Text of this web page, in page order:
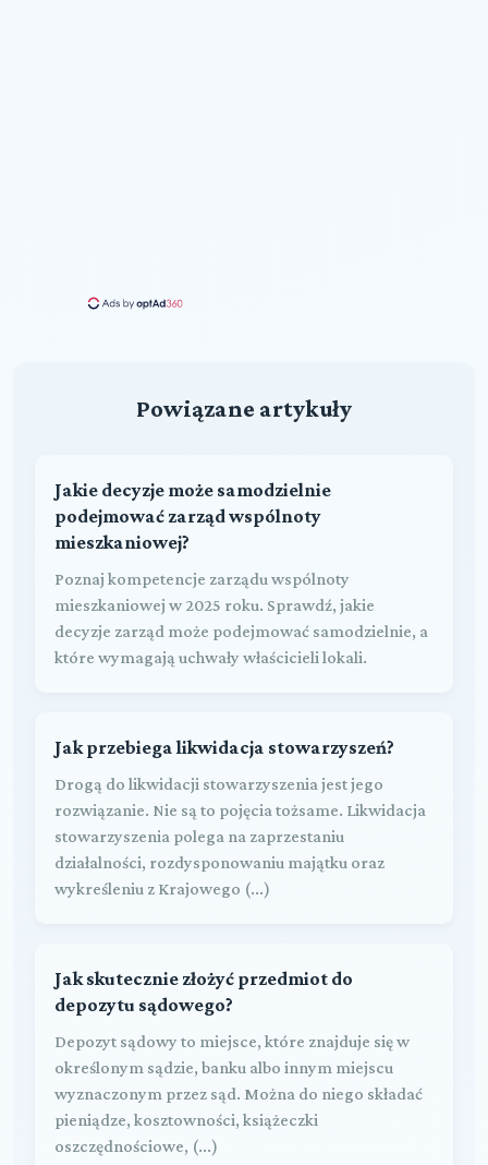
Powiązane artykuły
Jakie decyzje może samodzielnie
podejmować zarząd wspólnoty
mieszkaniowej?
Poznaj kompetencje zarządu wspólnoty
mieszkaniowej w 2025 roku. Sprawdź, jakie
decyzje zarząd może podejmować samodzielnie, a
które wymagają uchwały właścicieli lokali.
Jak przebiega likwidacja stowarzyszeń?
Drogą do likwidacji stowarzyszenia jest jego
rozwiązanie. Nie są to pojęcia tożsame. Likwidacja
stowarzyszenia polega na zaprzestaniu
działalności, rozdysponowaniu majątku oraz
wykreśleniu z Krajowego (...)
Jak skutecznie złożyć przedmiot do
depozytu sądowego?
Depozyt sądowy to miejsce, które znajduje się w
określonym sądzie, banku albo innym miejscu
wyznaczonym przez sąd. Można do niego składać
pieniądze, kosztowności, książeczki
oszczędnościowe, (...)